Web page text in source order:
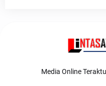
Media Online